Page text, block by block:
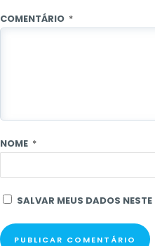
COMENTÁRIO *
NOME *
SALVAR MEUS DADOS